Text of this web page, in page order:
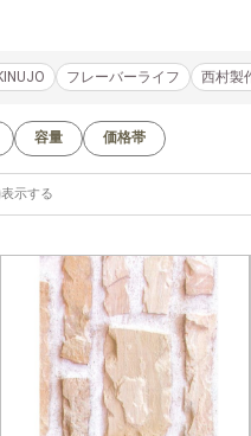
フレーバーライフ 西村製
容量 価格帯
表示する
1
ワークス
〜100ml・
100〜
〜1,000円
1,000〜